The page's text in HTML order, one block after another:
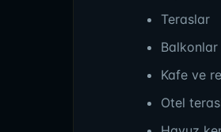
Teraslar
Balkonlar
Kafe ve
Otel